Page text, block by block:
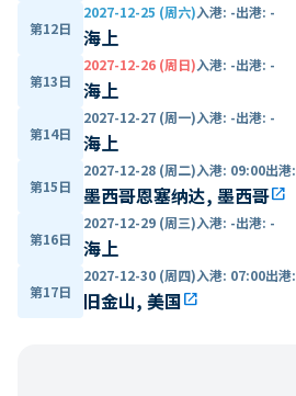
第12日
2027-12-25 (周六)入港: -出港: -
海上
第13日
2027-12-26 (周日)入港: -出港: -
海上
第14日
2027-12-27 (周一)入港: -出港: -
海上
第15日
2027-12-28 (周二)入港: 09:00出港:
墨西哥恩塞纳达, 墨西哥open_in_new
第16日
2027-12-29 (周三)入港: -出港: -
海上
第17日
2027-12-30 (周四)入港: 07:00出港:
旧金山, 美国open_in_new